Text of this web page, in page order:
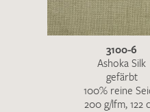
Sollten Sie
Sie diese
3100-6
Ashoka Silk
gefärbt
100% reine
200 g/lfm, 122